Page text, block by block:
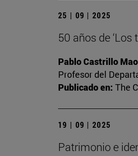
25 | 09 | 2025
50 años de ‘Los
Pablo Castrillo
Profesor del
Publicado en: The
19 | 09 | 2025
Patrimonio e